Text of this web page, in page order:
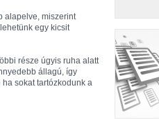
alapelve, miszerint
egy kicsit
része úgyis ruha alatt
állagú, így
sokat tartózkodunk a